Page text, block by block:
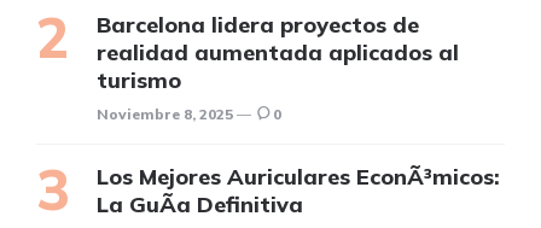
Barcelona lidera proyectos de
realidad aumentada aplicados al
turismo
Noviembre 8, 2025 0
Los Mejores Auriculares EconÃ³micos:
La GuÃ­a Definitiva